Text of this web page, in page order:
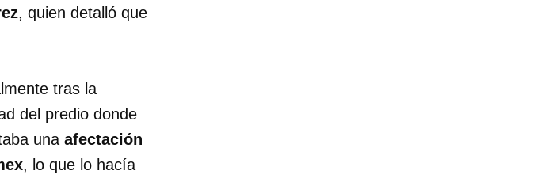
, quien detalló que
tras la
del predio donde
una afectación
, lo que lo hacía